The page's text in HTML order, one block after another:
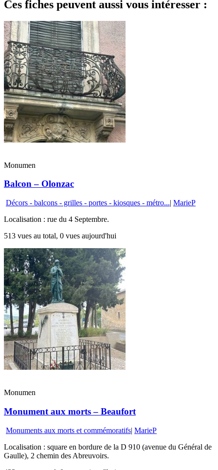
Ces fiches peuvent aussi vous intéresser :
Monumen
Balcon – Olonzac
Décors - balcons - grilles - portes - kiosques - métro...| MarieP
Localisation : rue du 4 Septembre.
513 vues au total, 0 vues aujourd'hui
Monumen
Monument aux morts – Beaufort
Monuments aux morts et commémoratifs| MarieP
Localisation : square en bordure de la D 910 (avenue du Général de
Gaulle), 2 chemin des Abreuvoirs.